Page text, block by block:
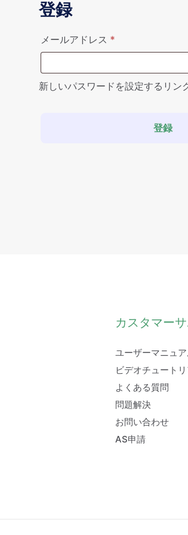
登録
メールアドレス *必須
新しいパスワードを設定するリン
登録
カスタマー
ユーザーマニュ
ビデオチュート
よくある質問
問題解決
お問い合わせ
AS申請